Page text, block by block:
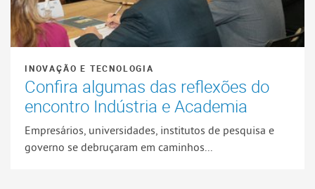
INOVAÇÃO E TECNOLOGIA
Confira algumas das reflexões do
encontro Indústria e Academia
Empresários, universidades, institutos de pesquisa e
governo se debruçaram em caminhos...